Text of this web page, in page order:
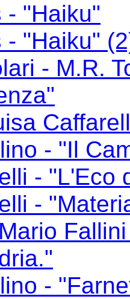
- "Haiku"
- "Haiku"
- M.R.
- "Il
- "L'Eco
-
-